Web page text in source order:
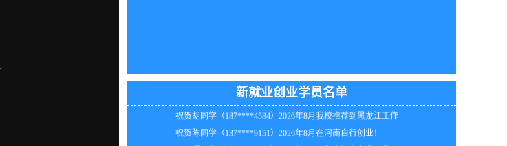
2026年8月黑龙江陈同学（132****3693）报: 【空调制冷维修班】
2026年8月_河南_刘同学（139****4791）报:【空调制冷维修班】
2026年8月_上海_吴同学（133****3986）报:【家电清洗实战班】
新就业创业学员名单
祝贺吴同学（134****4347）2026年8月在陕西开办电动车摩托车维修店！
祝贺胡同学（187****4584）2026年8月我校推荐到黑龙江工作
祝贺陈同学（137****9151）2026年8月在河南自行创业！
祝贺谭同学（181****5885）2026年8月到海南知名企业工作！